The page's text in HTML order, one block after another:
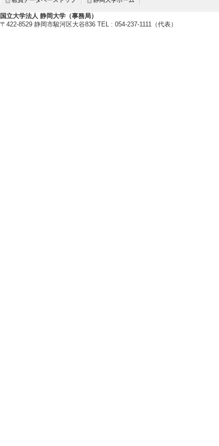
と比べて、必要
高効率 (歩留ま
国立大学法人 静岡大学（事務局）
〒422-8529 静岡市駿河区大谷836 TEL : 054-237-1111（代表）